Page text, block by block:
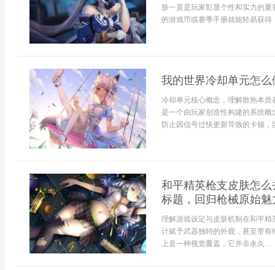
肤一直是玩家彰显个性和实力的
的游戏币或赛季手册就能轻易获得
我的世界冷却单元怎
冷却单元核心概念，理解散热本
是一个由玩家创造性构建的系统
防止因信号过快更新导致的卡顿，
和平精英枪支皮肤怎
标题，回归枪械原始
理解游戏设定与皮肤机制在和平
计赋予武器独特的外观，甚至带
上是一种视觉覆盖，它并非永久...